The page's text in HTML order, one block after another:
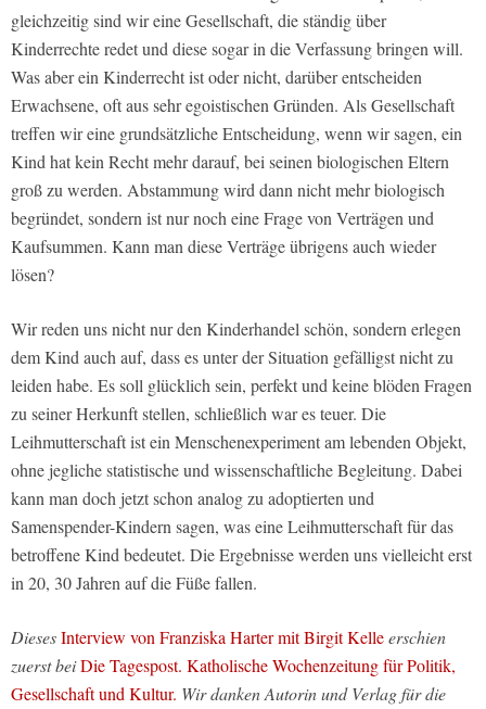
gleichzeitig sind wir eine Gesellschaft, die ständig über
Kinderrechte redet und diese sogar in die Verfassung bringen will.
Was aber ein Kinderrecht ist oder nicht, darüber entscheiden
Erwachsene, oft aus sehr egoistischen Gründen. Als Gesellschaft
treffen wir eine grundsätzliche Entscheidung, wenn wir sagen, ein
Kind hat kein Recht mehr darauf, bei seinen biologischen Eltern
groß zu werden. Abstammung wird dann nicht mehr biologisch
begründet, sondern ist nur noch eine Frage von Verträgen und
Kaufsummen. Kann man diese Verträge übrigens auch wieder
lösen?
Wir reden uns nicht nur den Kinderhandel schön, sondern erlegen
dem Kind auch auf, dass es unter der Situation gefälligst nicht zu
leiden habe. Es soll glücklich sein, perfekt und keine blöden Fragen
zu seiner Herkunft stellen, schließlich war es teuer. Die
Leihmutterschaft ist ein Menschenexperiment am lebenden Objekt,
ohne jegliche statistische und wissenschaftliche Begleitung. Dabei
kann man doch jetzt schon analog zu adoptierten und
Samenspender-Kindern sagen, was eine Leihmutterschaft für das
betroffene Kind bedeutet. Die Ergebnisse werden uns vielleicht erst
in 20, 30 Jahren auf die Füße fallen.
DiesesInterview von Franziska Harter mit Birgit Kelleerschien
zuerst beiDie Tagespost. Katholische Wochenzeitung für Politik,
Gesellschaft und Kultur. Wir danken Autorin und Verlag für die